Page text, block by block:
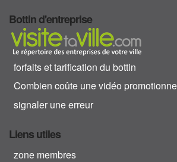
Bottin d'entreprise
forfaits et tarification du bottin
Combien coûte une vidéo
signaler une erreur
Liens utiles
zone membres